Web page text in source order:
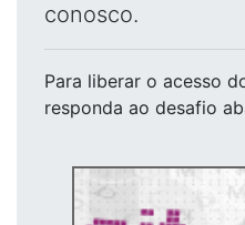
conosco.
Para liberar o acesso
responda ao desafio